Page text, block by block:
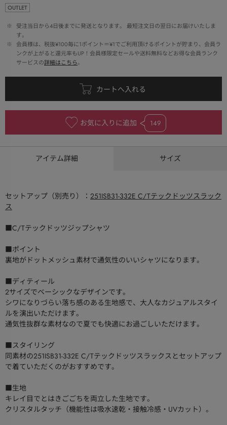
OUTLET
※
受注当日から4日後までに発送となります。 最短注文日の翌日にお届けいたしま
す。
※
会員様は、税抜¥100毎に1ポイント＝¥1でご利用頂けるポイントが貯まり、会員ラ
ンクが上がると還元率もUP！会員様限定セールや送料無料などお得な会員ランク
サービスの詳細はこちら。
お気に入りに追加 149
アイテム詳細 サイズ
セットアップ（別売り）： 251ISB31-332E C/Tテックドッツスラック
ス
■C/Tテックドッツジップシャツ
■ポイント
裏地がドットメッシュ素材で通気性のいいシャツになります。
■ディティール
2サイズでベーシックなデザインです。
シワになりづらい落ち感のある生地感で、大人なカジュアルスタイ
ルを演出いただけます。
通気性抜群な素材なので夏でも快適にお過ごしいただけます。
■スタイリング
同素材の251ISB31-332E C/Tテックドッツスラックスとセットアップ
で着ていただくのがおすすめです。
■生地
キレイ目でとはきごごちを両立した生地です。
クリスタルタッチ（機能性は吸水速乾・接触冷感・UVカット）。